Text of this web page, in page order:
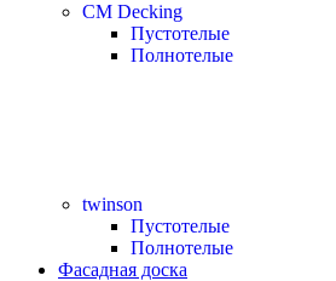
CM Decking
Пустотелые
Полнотелые
twinson
Пустотелые
Полнотелые
Фасадная доска